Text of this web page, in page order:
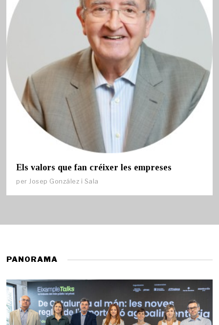
Els valors que fan créixer les empreses
perJosep González i Sala
PANORAMA